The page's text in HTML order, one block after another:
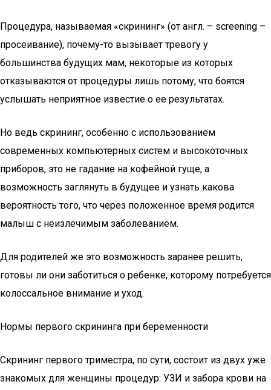
Процедура, называемая «скрининг» (от англ. – screening –
просеивание), почему-то вызывает тревогу у
большинства будущих мам, некоторые из которых
отказываются от процедуры лишь потому, что боятся
услышать неприятное известие о ее результатах.
Но ведь скрининг, особенно с использованием
современных компьютерных систем и высокоточных
приборов, это не гадание на кофейной гуще, а
возможность заглянуть в будущее и узнать какова
вероятность того, что через положенное время родится
малыш с неизлечимым заболеванием.
Для родителей же это возможность заранее решить,
готовы ли они заботиться о ребенке, которому потребуется
колоссальное внимание и уход.
Нормы первого скрининга при беременности
Скрининг первого триместра, по сути, состоит из двух уже
знакомых для женщины процедур: УЗИ и забора крови на